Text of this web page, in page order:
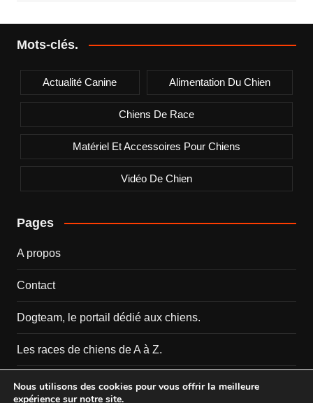
Mots-clés.
Actualité Canine Alimentation Du Chien
Chiens De Race
Matériel Et Accessoires Pour Chiens
Vidéo De Chien
Pages
A propos
Contact
Dogteam, le portail dédié aux chiens.
Les races de chiens de A à Z.
Mentions Légales
Nous utilisons des cookies pour vous offrir la meilleure
expérience sur notre site.